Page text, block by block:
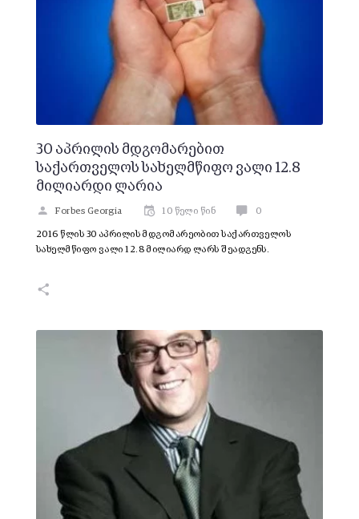
30 აპრილის მდგომარებით
საქართველოს სახელმწიფო ვალი 12.8
მილიარდი ლარია
Forbes Georgia 10 წელი წინ 0
2016 წლის 30 აპრილის მდგომარეობით საქართველოს
სახელმწიფო ვალი 12.8 მილიარდ ლარს შეადგენს.